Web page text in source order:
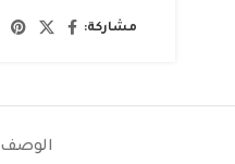
مشاركة:
الوصف